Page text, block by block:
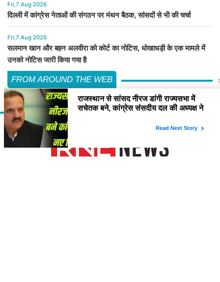
Fri,7 Aug 2026
दिल्ली में कांग्रेस नेताओं की संगठन पर मंथन बैठक, सांसदों से भी की चर्चा
Fri,7 Aug 2026
सलमान खान और बहन अलवीरा को कोर्ट का नोटिस, धोखाधड़ी के एक मामले में
उनको नोटिस जारी किया गया है
FROM AROUND THE WEB